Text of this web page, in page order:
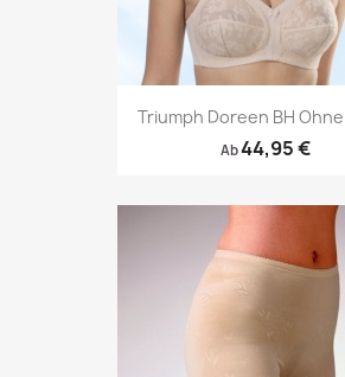
Triumph Doreen BH
Ab44,95 €